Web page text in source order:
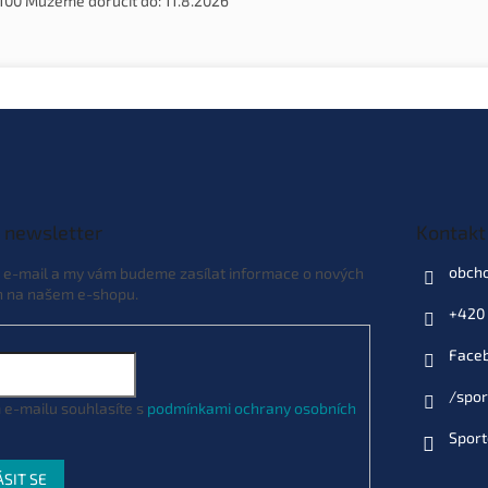
newsletter
mail a my vám budeme zasílat informace o nových
na našem e-shopu.
e-mailu souhlasíte s podmínkami ochrany osobních
SE
Kontakt
+420
/